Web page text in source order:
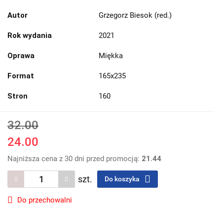
Autor Grzegorz Biesok (red.)
Rok wydania 2021
Oprawa Miękka
Format 165x235
Stron 160
32.00
24.00
Najniższa cena z 30 dni przed promocją: 21.44
szt. Do koszyka
Do przechowalni